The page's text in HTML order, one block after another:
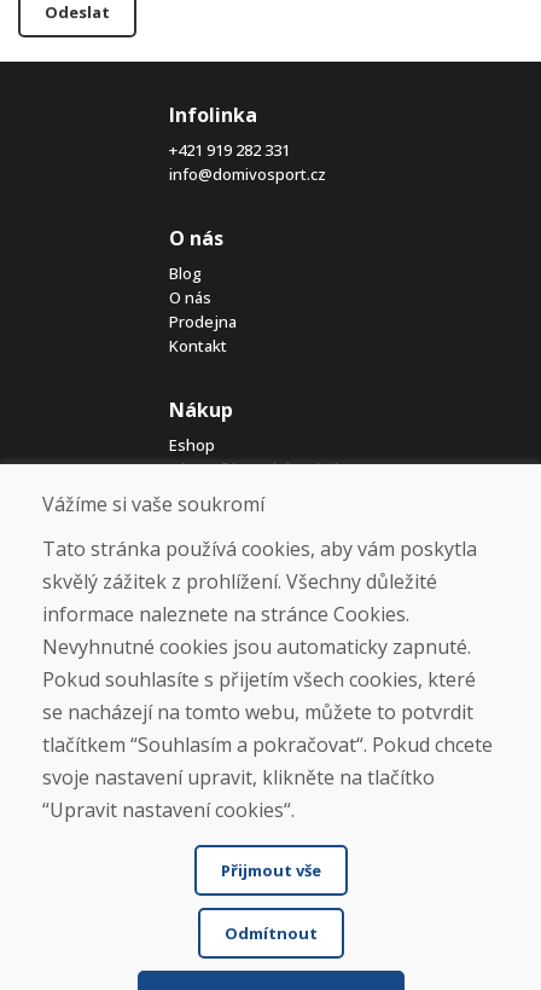
Odeslat
Infolinka
+421 919 282 331
info@domivosport.cz
O nás
Blog
O nás
Prodejna
Kontakt
Nákup
Eshop
Jak posíláme elektrokola
Obchodní podmínky
Doprava
Platba
Vrácení a výměna zboží
Ochrana osobních údajů
Cookies
Sociální sítě
© DOMIVOSPORT 2026, všechna práva vyhrazena
Vážíme si vaše soukromí
Tato stránka používá cookies, aby vám poskytla
skvělý zážitek z prohlížení. Všechny důležité
informace naleznete na stránce Cookies.
Nevyhnutné cookies jsou automaticky zapnuté.
Pokud souhlasíte s přijetím všech cookies, které
se nacházejí na tomto webu, můžete to potvrdit
tlačítkem “Souhlasím a pokračovat“. Pokud chcete
svoje nastavení upravit, klikněte na tlačítko
“Upravit nastavení cookies“.
Přijmout vše
Odmítnout